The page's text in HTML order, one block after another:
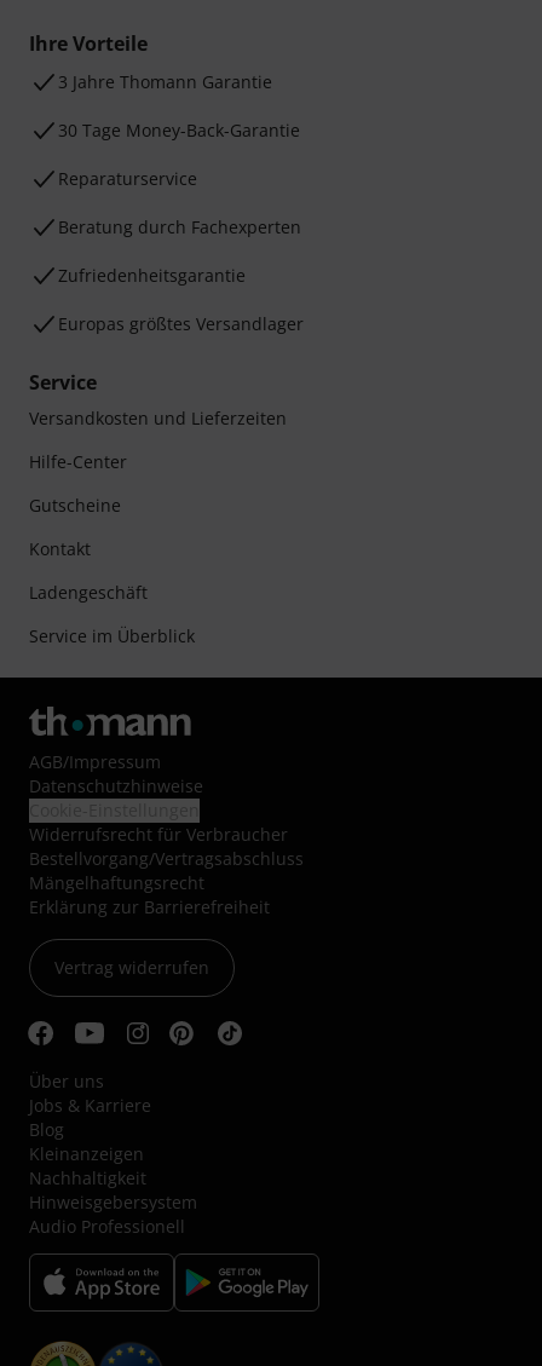
Ihre Vorteile
3 Jahre Thomann Garantie
30 Tage Money-Back-Garantie
Reparaturservice
Beratung durch Fachexperten
Zufriedenheitsgarantie
Europas größtes Versandlager
Service
Versandkosten und Lieferzeiten
Hilfe-Center
Gutscheine
Kontakt
Ladengeschäft
Service im Überblick
AGB/Impressum
Datenschutzhinweise
Widerrufsrecht für Verbraucher
Bestellvorgang/Vertragsabschluss
Mängelhaftungsrecht
Erklärung zur Barrierefreiheit
Vertrag widerrufen
Über uns
Jobs & Karriere
Blog
Kleinanzeigen
Nachhaltigkeit
Hinweisgebersystem
Audio Professionell